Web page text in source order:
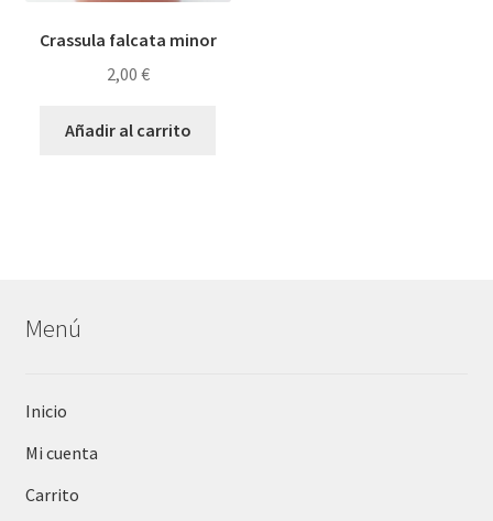
Crassula falcata minor
2,00 €
Añadir al carrito
Menú
Inicio
Mi cuenta
Carrito